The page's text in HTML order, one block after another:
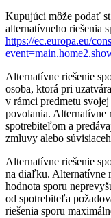
Kupujúci môže podať
alternatívneho riešenia
https://ec.europa.eu/
Alternatívne riešenie
osoba, ktorá pri
v rámci predmetu
povolania. Alternatívne
spotrebiteľom a
zmluvy alebo
Alternatívne riešenie
na diaľku. Alternatívne
hodnota sporu
od spotrebiteľa
riešenia sporu